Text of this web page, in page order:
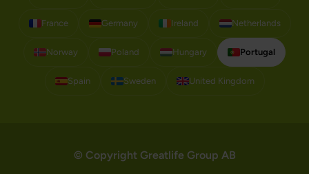
France Germany Ireland Netherlands
Norway Poland Hungary Portugal
Spain Sweden United Kingdom
© Copyright Greatlife Group AB